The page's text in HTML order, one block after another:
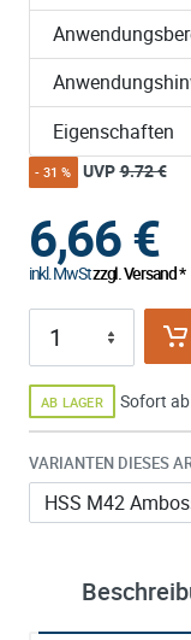
Eigenschaften
- 31 % UVP 9.72 €
6,66€
inkl. MwStzzgl. Versand *
AB LAGER Sofort
VARIANTEN DIESES